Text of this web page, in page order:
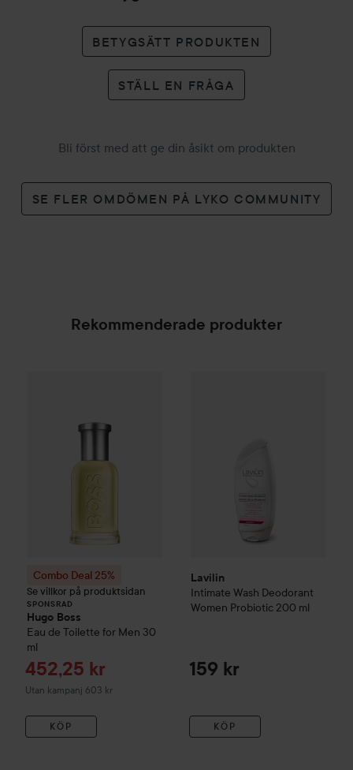
BETYGSÄTT PRODUKTEN
STÄLL EN FRÅGA
Bli först med att ge din åsikt om produkten
SE FLER OMDÖMEN PÅ LYKO COMMUNITY
Rekommenderade produkter
Combo Deal 25%
Se villkor på produktsidan
SPONSRAD
Hugo Boss
Eau de Toilette for Men 30
ml
Reapris
452,25 kr
Utan kampanj 603 kr
KÖP
Lavilin
Intimate Wash Deodorant
Women Probiotic 200 ml
159 kr
KÖP